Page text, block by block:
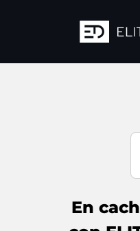
En